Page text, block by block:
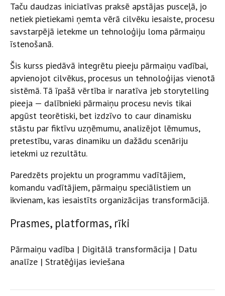
Taču daudzas iniciatīvas praksē apstājas pusceļā, jo
netiek pietiekami ņemta vērā cilvēku iesaiste, procesu
savstarpējā ietekme un tehnoloģiju loma pārmaiņu
īstenošanā.
Šis kurss piedāvā integrētu pieeju pārmaiņu vadībai,
apvienojot cilvēkus, procesus un tehnoloģijas vienotā
sistēmā. Tā īpašā vērtība ir naratīva jeb storytelling
pieeja — dalībnieki pārmaiņu procesu nevis tikai
apgūst teorētiski, bet izdzīvo to caur dinamisku
stāstu par fiktīvu uzņēmumu, analizējot lēmumus,
pretestību, varas dinamiku un dažādu scenāriju
ietekmi uz rezultātu.
Paredzēts projektu un programmu vadītājiem,
komandu vadītājiem, pārmaiņu speciālistiem un
ikvienam, kas iesaistīts organizācijas transformācijā.
Prasmes, platformas, rīki
Pārmaiņu vadība | Digitālā transformācija | Datu
analīze | Stratēģijas ieviešana